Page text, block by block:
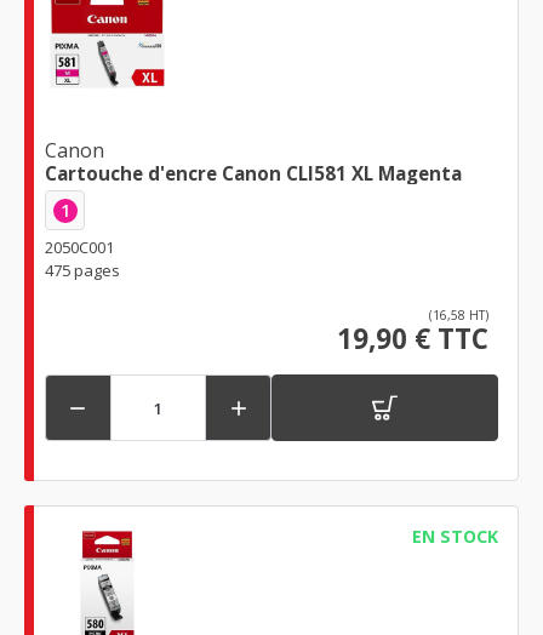
Canon
Cartouche d'encre Canon CLI581 XL Magenta
1
2050C001
475 pages
(16,58 HT)
19,90 € TTC
 
EN STOCK